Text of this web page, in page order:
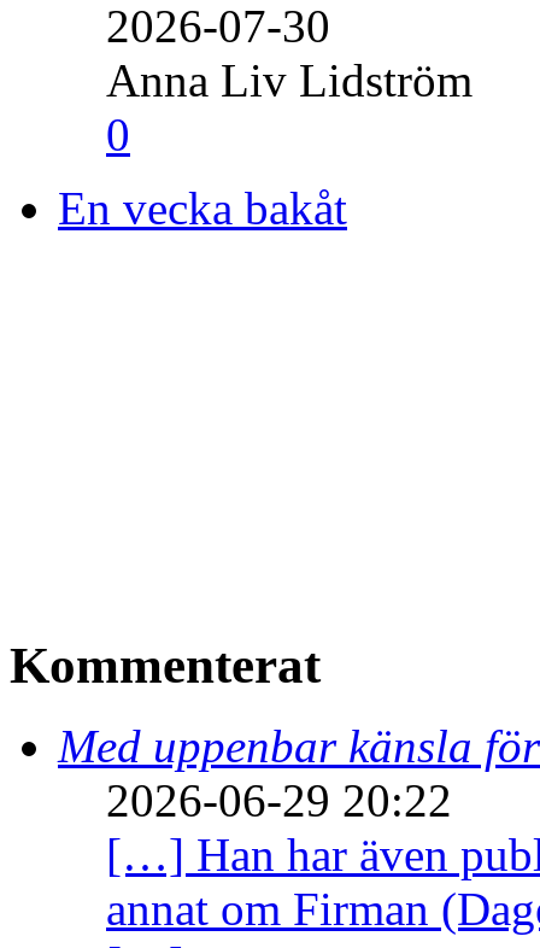
2026-07-30
Anna Liv Lidström
0
En vecka bakåt
Kommenterat
Med uppenbar känsla
2026-06-29 20:22
[…] Han har även
annat om Firman